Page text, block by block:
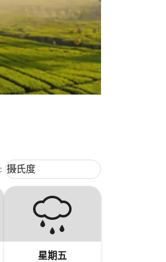
: Weather unit option 摄氏度
摄氏度
keyboard_arrow_down
星期五